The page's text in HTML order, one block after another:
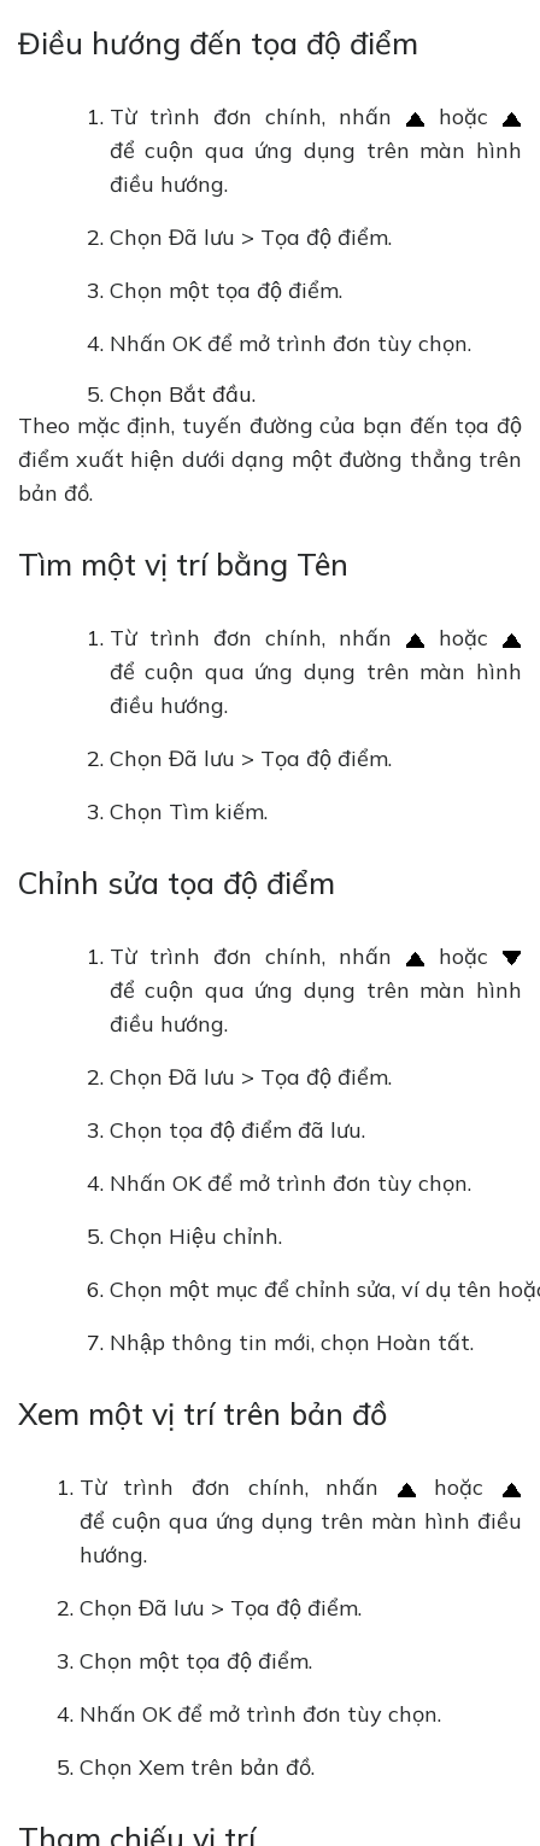
Điều hướng đến tọa độ điểm
Từ trình đơn chính, nhấn
hoặc
để cuộn qua ứng dụng trên màn hình
điều hướng.
Chọn Đã lưu > Tọa độ điểm.
Chọn một tọa độ điểm.
Nhấn OK để mở trình đơn tùy chọn.
Chọn Bắt đầu.
Theo mặc định, tuyến đường của bạn đến tọa độ
điểm xuất hiện dưới dạng một đường thẳng trên
bản đồ.
Tìm một vị trí bằng Tên
Từ trình đơn chính, nhấn
hoặc
để cuộn qua ứng dụng trên màn hình
điều hướng.
Chọn Đã lưu > Tọa độ điểm.
Chọn Tìm kiếm.
Chỉnh sửa tọa độ điểm
Từ trình đơn chính, nhấn
hoặc
để cuộn qua ứng dụng trên màn hình
điều hướng.
Chọn Đã lưu > Tọa độ điểm.
Chọn tọa độ điểm đã lưu.
Nhấn OK để mở trình đơn tùy chọn.
Chọn Hiệu chỉnh.
Chọn một mục để chỉnh sửa, ví dụ tên
Nhập thông tin mới, chọn Hoàn tất.
Xem một vị trí trên bản đồ
Từ trình đơn chính, nhấn
hoặc
để cuộn qua ứng dụng trên màn hình điều
hướng.
Chọn Đã lưu > Tọa độ điểm.
Chọn một tọa độ điểm.
Nhấn OK để mở trình đơn tùy chọn.
Chọn Xem trên bản đồ.